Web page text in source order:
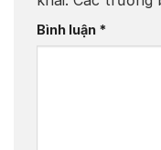
Bình luận *